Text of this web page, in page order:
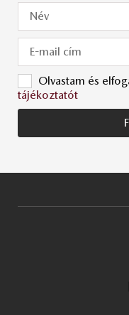
Olvastam és
tájékoztatót